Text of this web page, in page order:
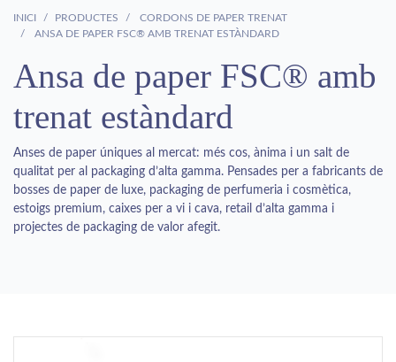
INICI PRODUCTES
CORDONS DE PAPER TRENAT
ANSA DE PAPER FSC® AMB TRENAT ESTÀNDARD
Ansa de paper FSC® amb
trenat estàndard
Anses de paper úniques al mercat: més cos, ànima i un salt de
qualitat per al packaging d’alta gamma. Pensades per a fabricants de
bosses de paper de luxe, packaging de perfumeria i cosmètica,
estoigs premium, caixes per a vi i cava, retail d’alta gamma i
projectes de packaging de valor afegit.